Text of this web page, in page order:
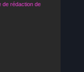
de rédaction de